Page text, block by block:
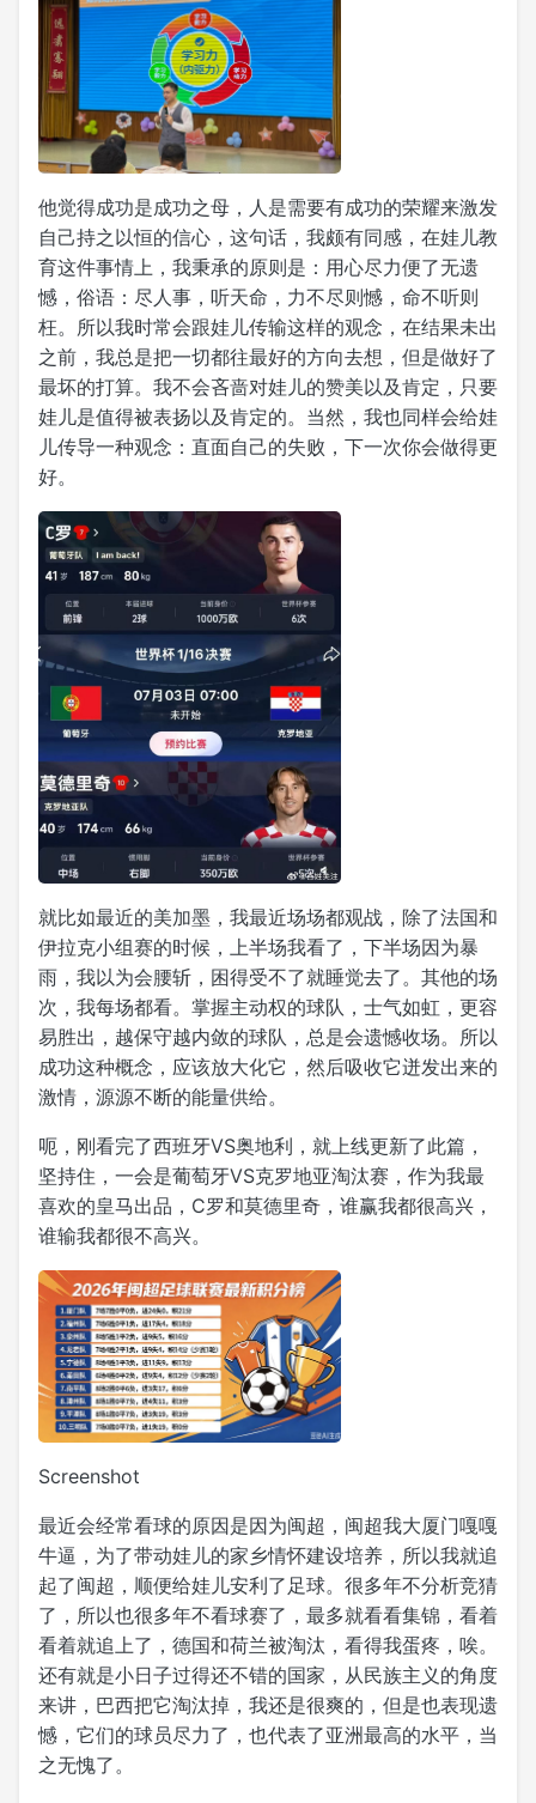
他觉得成功是成功之母，人是需要有成功的荣耀来激发
自己持之以恒的信心，这句话，我颇有同感，在娃儿教
育这件事情上，我秉承的原则是：用心尽力便了无遗
憾，俗语：尽人事，听天命，力不尽则憾，命不听则
枉。所以我时常会跟娃儿传输这样的观念，在结果未出
之前，我总是把一切都往最好的方向去想，但是做好了
最坏的打算。我不会吝啬对娃儿的赞美以及肯定，只要
娃儿是值得被表扬以及肯定的。当然，我也同样会给娃
儿传导一种观念：直面自己的失败，下一次你会做得更
好。
就比如最近的美加墨，我最近场场都观战，除了法国和
伊拉克小组赛的时候，上半场我看了，下半场因为暴
雨，我以为会腰斩，困得受不了就睡觉去了。其他的场
次，我每场都看。掌握主动权的球队，士气如虹，更容
易胜出，越保守越内敛的球队，总是会遗憾收场。所以
成功这种概念，应该放大化它，然后吸收它迸发出来的
激情，源源不断的能量供给。
呃，刚看完了西班牙VS奥地利，就上线更新了此篇，
坚持住，一会是葡萄牙VS克罗地亚淘汰赛，作为我最
喜欢的皇马出品，C罗和莫德里奇，谁赢我都很高兴，
谁输我都很不高兴。
Screenshot
最近会经常看球的原因是因为闽超，闽超我大厦门嘎嘎
牛逼，为了带动娃儿的家乡情怀建设培养，所以我就追
起了闽超，顺便给娃儿安利了足球。很多年不分析竞猜
了，所以也很多年不看球赛了，最多就看看集锦，看着
看着就追上了，德国和荷兰被淘汰，看得我蛋疼，唉。
还有就是小日子过得还不错的国家，从民族主义的角度
来讲，巴西把它淘汰掉，我还是很爽的，但是也表现遗
憾，它们的球员尽力了，也代表了亚洲最高的水平，当
之无愧了。